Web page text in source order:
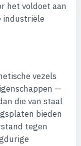
het voldoet aan
industriële
vezels
—
die van staal
bieden
tegen